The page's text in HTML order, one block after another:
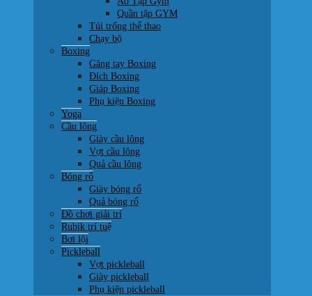
Quần tập GYM
Túi trống thể thao
Chạy bộ
Boxing
Găng tay Boxing
Đích Boxing
Giáp Boxing
Phụ kiện Boxing
Yoga
Cầu lông
Giày cầu lông
Vợt cầu lông
Quả cầu lông
Bóng rổ
Giày bóng rổ
Quả bóng rổ
Đồ chơi giải trí
Rubik trí tuệ
Bơi lội
Pickleball
Vợt pickleball
Giày pickleball
Phụ kiện pickleball